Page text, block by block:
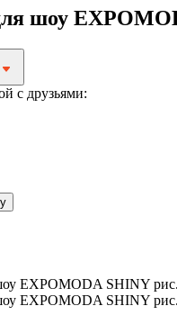
шоу
с друзьями: